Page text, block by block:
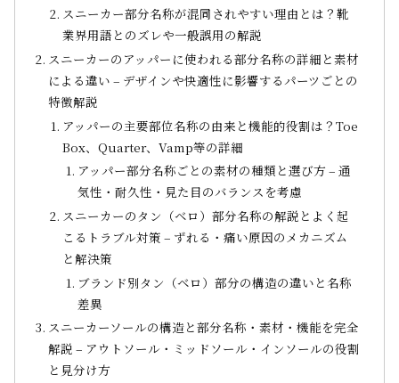
スニーカー部分名称が混同されやすい理由とは？靴
業界用語とのズレや一般誤用の解説
スニーカーのアッパーに使われる部分名称の詳細と素材
による違い – デザインや快適性に影響するパーツごとの
特徴解説
アッパーの主要部位名称の由来と機能的役割は？Toe
Box、Quarter、Vamp等の詳細
アッパー部分名称ごとの素材の種類と選び方 – 通
気性・耐久性・見た目のバランスを考慮
スニーカーのタン（ベロ）部分名称の解説とよく起
こるトラブル対策 – ずれる・痛い原因のメカニズム
と解決策
ブランド別タン（ベロ）部分の構造の違いと名称
差異
スニーカーソールの構造と部分名称・素材・機能を完全
解説 – アウトソール・ミッドソール・インソールの役割
と見分け方